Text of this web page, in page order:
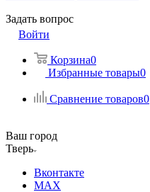
Задать вопрос
Войти
Корзина0
Избранные товары0
Сравнение товаров0
Ваш город
Тверь
Вконтакте
MAX